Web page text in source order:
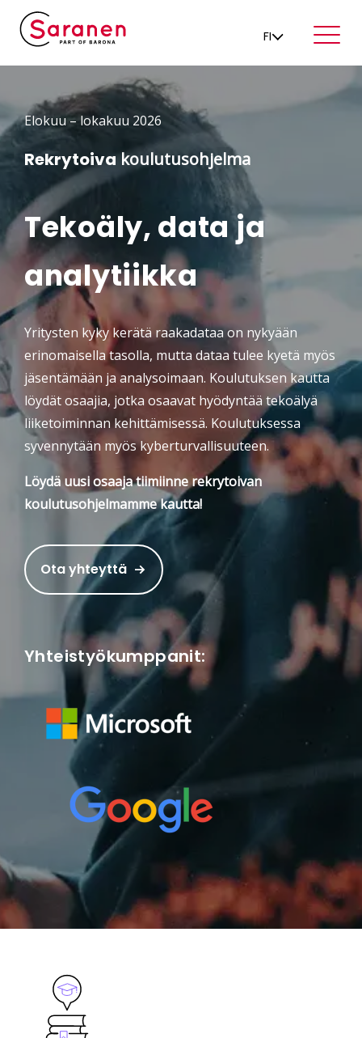
FI
Elokuu – lokakuu 2026
Rekrytoivakoulutusohjelma
Tekoäly, data ja
analytiikka
Yritysten kyky kerätä raakadataa on nykyään
erinomaisella tasolla, mutta dataa tulee kyetä myös
jäsentämään ja analysoimaan. Koulutuksen kautta
löydät osaajia, jotka osaavat hyödyntää tekoälyä
liiketoiminnan kehittämisessä. Koulutuksessa
syvennytään myös kyberturvallisuuteen.
Löydä uusi osaaja tiimiinne rekrytoivan
koulutusohjelmamme kautta!
Ota yhteyttä
Yhteistyökumppanit: